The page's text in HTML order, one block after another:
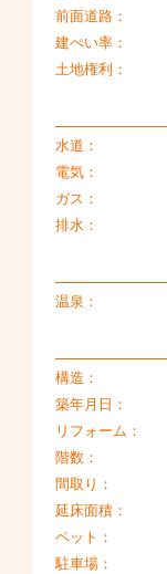
前面道路：
建ぺい率：
土地権利：
水道：
電気：
ガス：
排水：
温泉：
構造：
築年月日：
リフォーム：
階数：
間取り：
延床面積：
ペット：
駐車場：